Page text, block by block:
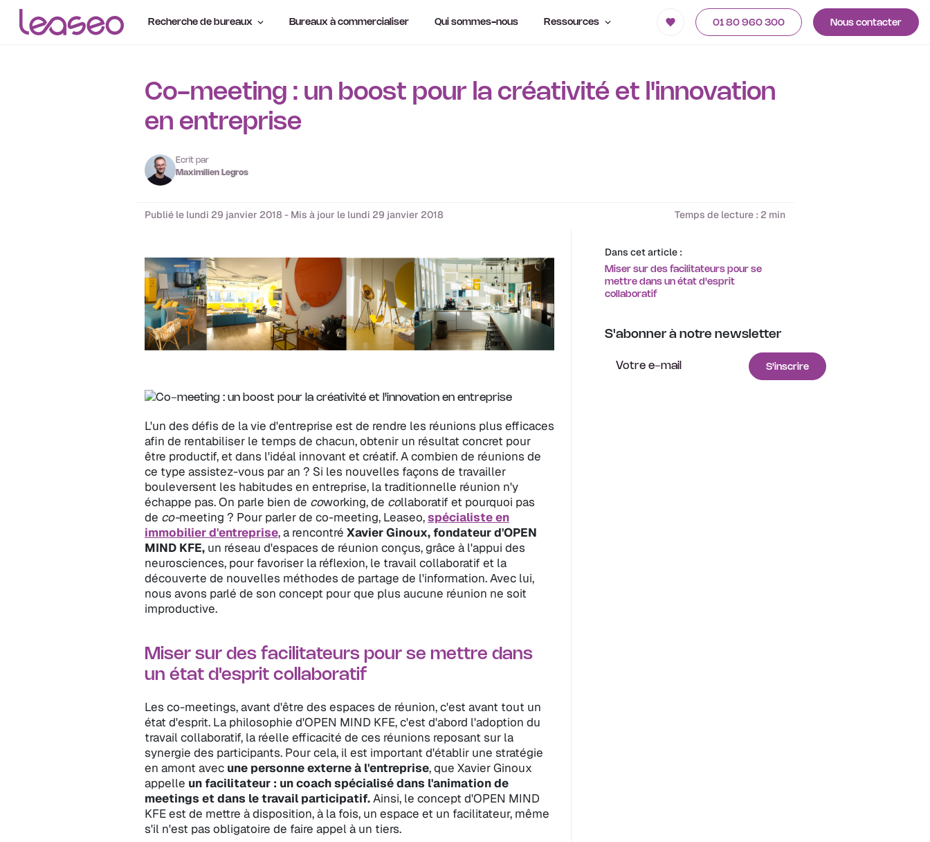
Recherche de bureaux Bureaux à commercialiser Qui sommes-nous Ressources 01 80 960 300 Nous contacter
Co-meeting : un boost pour la créativité et l'innovation
en entreprise
Ecrit par
Maximilien Legros
Publié le lundi 29 janvier 2018 - Mis à jour le lundi 29 janvier 2018 Temps de lecture : 2 min
L'un des défis de la vie d'entreprise est de rendre les réunions plus efficaces
afin de rentabiliser le temps de chacun, obtenir un résultat concret pour
être productif, et dans l'idéal innovant et créatif. A combien de réunions de
ce type assistez-vous par an ? Si les nouvelles façons de travailler
bouleversent les habitudes en entreprise, la traditionnelle réunion n'y
échappe pas. On parle bien de coworking, de collaboratif et pourquoi pas
de co-meeting ? Pour parler de co-meeting, Leaseo,spécialiste en
immobilier d'entreprise, a rencontré Xavier Ginoux, fondateur d'OPEN
MIND KFE, un réseau d'espaces de réunion conçus, grâce à l'appui des
neurosciences, pour favoriser la réflexion, le travail collaboratif et la
découverte de nouvelles méthodes de partage de l'information. Avec lui,
nous avons parlé de son concept pour que plus aucune réunion ne soit
improductive.
Miser sur des facilitateurs pour se mettre dans
un état d'esprit collaboratif
Les co-meetings, avant d'être des espaces de réunion, c'est avant tout un
état d'esprit. La philosophie d'OPEN MIND KFE, c'est d'abord l'adoption du
travail collaboratif, la réelle efficacité de ces réunions reposant sur la
synergie des participants. Pour cela, il est important d'établir une stratégie
en amont avec une personne externe à l'entreprise, que Xavier Ginoux
appelle un facilitateur : un coach spécialisé dans l'animation de
meetings et dans le travail participatif.Ainsi, le concept d'OPEN MIND
KFE est de mettre à disposition, à la fois, un espace et un facilitateur, même
s'il n'est pas obligatoire de faire appel à un tiers.
Dans cet article :
Miser sur des facilitateurs pour se
mettre dans un état d'esprit
collaboratif
S'abonner à notre newsletter